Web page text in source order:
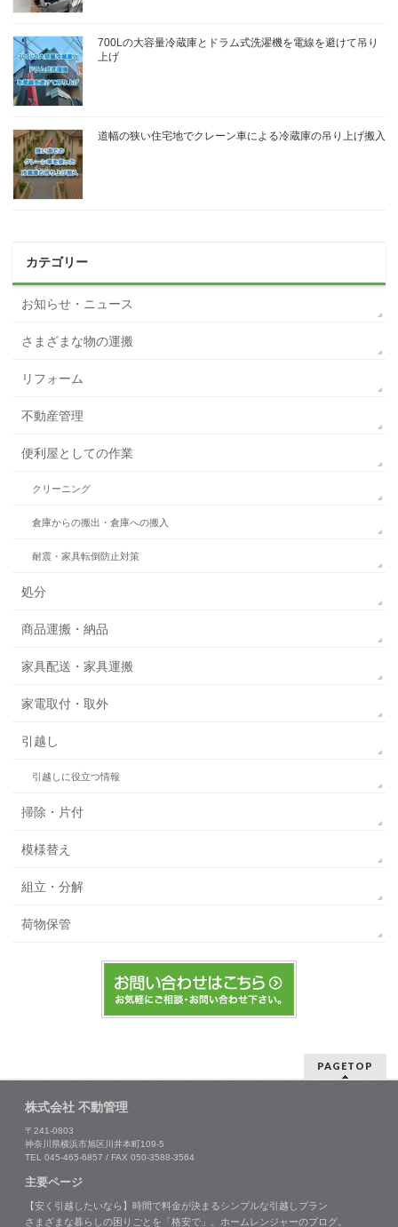
700Lの大容量冷蔵庫とドラム式洗濯機を電線を避けて吊り
上げ
道幅の狭い住宅地でクレーン車による冷蔵庫の吊り上げ搬入
カテゴリー
お知らせ・ニュース
さまざまな物の運搬
リフォーム
不動産管理
便利屋としての作業
クリーニング
倉庫からの搬出・倉庫への搬入
耐震・家具転倒防止対策
処分
商品運搬・納品
家具配送・家具運搬
家電取付・取外
引越し
引越しに役立つ情報
掃除・片付
模様替え
組立・分解
荷物保管
PAGETOP
株式会社 不動管理
〒241-0803
神奈川県横浜市旭区川井本町109-5
TEL 045-465-6857 / FAX 050-3588-3564
主要ページ
【安く引越したいなら】時間で料金が決まるシンプルな引越しプラン
さまざまな暮らしの困りごとを「格安で」。ホームレンジャーのブログ。